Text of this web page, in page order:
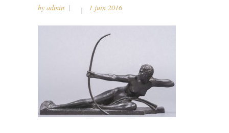
by admin 1 juin 2016